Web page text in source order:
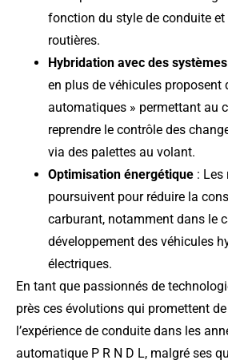
fonction du style de conduite
routières.
Hybridation avec des
en plus de véhicules proposent
automatiques » permettant au
reprendre le contrôle des
via des palettes au volant.
Optimisation énergétique : Les
poursuivent pour réduire la
carburant, notamment dans le
développement des véhicules
électriques.
En tant que passionnés de
près ces évolutions qui promettent
l’expérience de conduite dans les
automatique P R N D L, malgré ses